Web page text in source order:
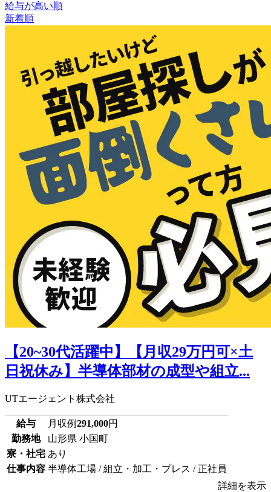
給与が高い順
新着順
【20~30代活躍中】【月収29万円可×土
日祝休み】半導体部材の成型や組立...
UTエージェント株式会社
給与 月収例291,000円
勤務地
山形県 小国町
寮・社宅 あり
仕事内容 半導体工場 / 組立・加工・プレス / 正社員
詳細を表示